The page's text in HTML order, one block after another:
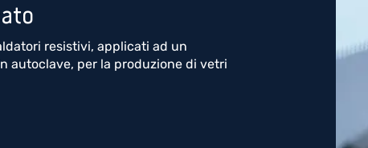
resistivi, applicati ad un
autoclave, per la produzione di vetri